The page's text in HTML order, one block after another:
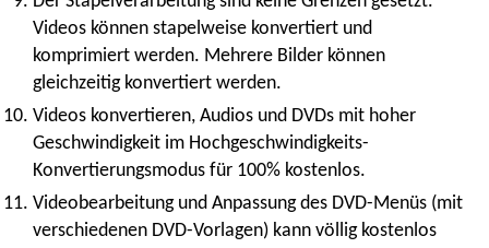
Videos können stapelweise konvertiert und
komprimiert werden. Mehrere Bilder können
gleichzeitig konvertiert werden.
Videos konvertieren, Audios und DVDs mit hoher
Geschwindigkeit im Hochgeschwindigkeits-
Konvertierungsmodus für 100% kostenlos.
Videobearbeitung und Anpassung des DVD-Menüs (mit
verschiedenen DVD-Vorlagen) kann völlig kostenlos